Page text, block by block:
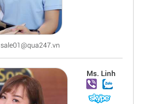
sale01@qua247.vn
Ms. Linh